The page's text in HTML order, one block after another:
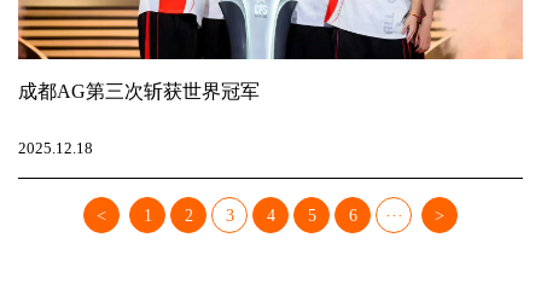
成都AG第三次斩获世界冠军
2025.12.18
< 1 2 3 4 5 6 ··· >